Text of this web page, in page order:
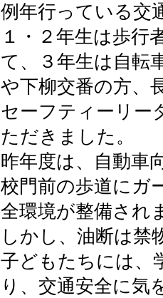
例年行っている交
１・２年生は歩行
て、３年生は自転
や下柳交番の方、
セーフティーリー
ただきました。
昨年度は、自動車
校門前の歩道にガ
全環境が整備され
しかし、油断は禁
子どもたちには、
り、交通安全に気